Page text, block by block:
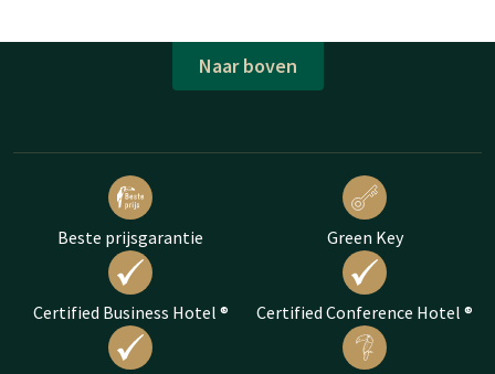
Naar boven
Beste prijsgarantie Green Key
Certified Business Hotel ® Certified Conference Hotel ®